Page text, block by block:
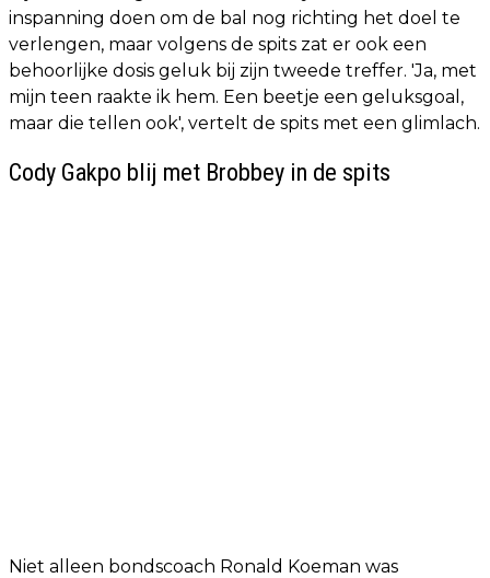
inspanning doen om de bal nog richting het doel te
verlengen, maar volgens de spits zat er ook een
behoorlijke dosis geluk bij zijn tweede treffer. 'Ja, met
mijn teen raakte ik hem. Een beetje een geluksgoal,
maar die tellen ook', vertelt de spits met een glimlach.
Cody Gakpo blij met Brobbey in de spits
Niet alleen bondscoach Ronald Koeman was